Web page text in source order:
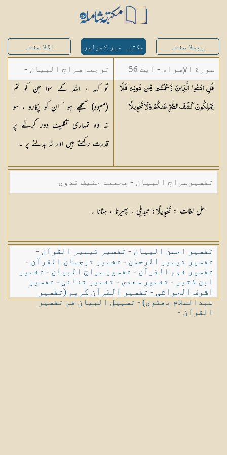
پچھلا صفحہ مکتبہ میں کھولیں اگلا صفحہ
سورة الإسراء - آیت 56
قُلِ ادْعُوا الَّذِينَ زَعَمْتُم مِّن دُونِهِ فَلَا
يَمْلِكُونَ كَشْفَ الضُّرِّ عَنكُمْ وَلَاتَحْوِيلًا
ترجمہ سراج البیان -
مستفاد از ترجمتین
شاہ عبدالقادر دھلوی/
شاہ رفیع الدین دھلوی
تو کہہ ، اللہ کے سوا جن کو تم
(معبود) سمجھے ہو ‘ ان کو پکارو ، سو
نہ وہ تمہاری تکلیف دور کرنے پر
قدرت رکھتے ہیں اور نہ بدلنے پر ۔
تفسیرسراج البیان - محممد حنیف ندوی
حل لغات : تَحْوِيلًا : تبدیلی ، پھیرنا ، ہٹانا ۔
تفسیر احسن البیان - تفسیر تیسیر القرآن -
تفسیر تیسیر الرحمٰن - تفسیر ترجمان القرآن -
تفسیر فہم القرآن - تفسیر سراج البیان - تفسیر
ابن کثیر - تفسیر سعدی - تفسیر ثنائی - تفسیر
اشرف الحواشی - تفسیر القرآن کریم (تفسیر
عبدالسلام بھٹوی)-تسہیل البیان فی تفسیر
القرآن -